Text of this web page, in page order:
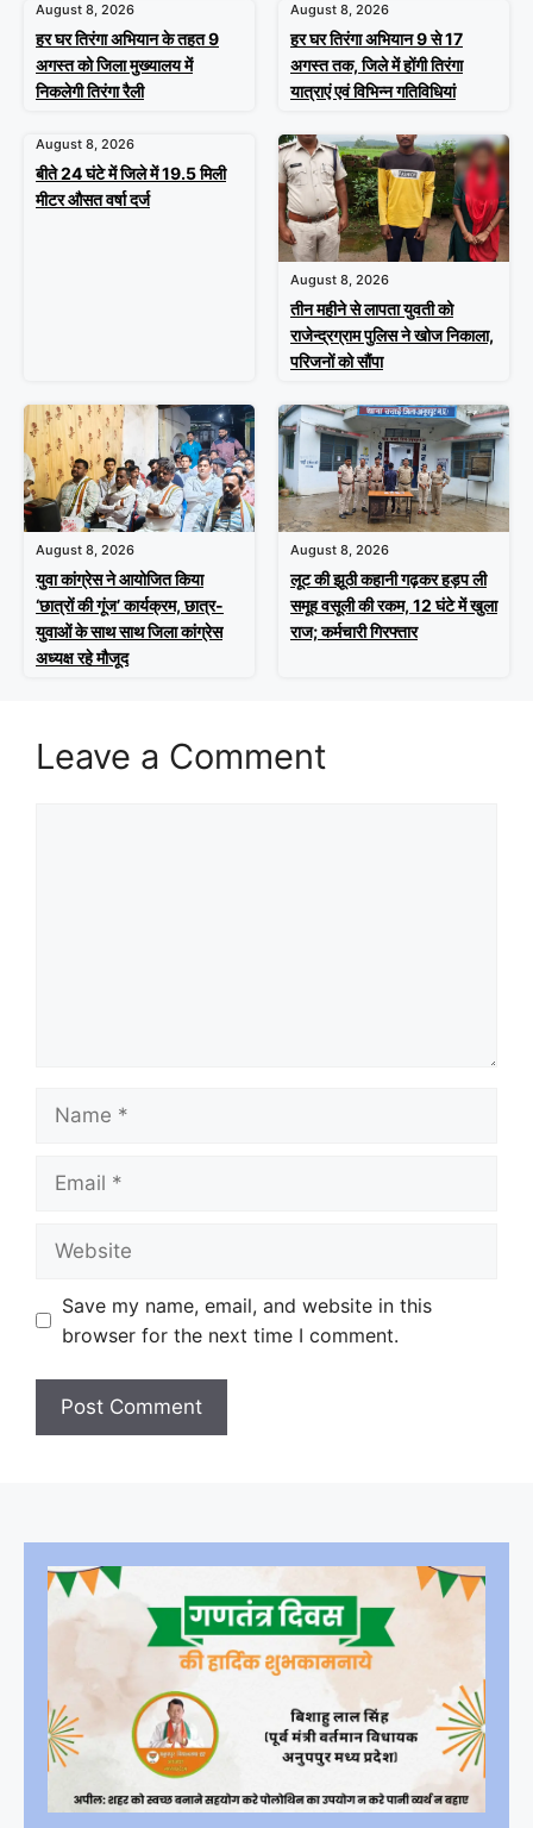
August 8, 2026
हर घर तिरंगा अभियान के तहत 9
अगस्त को जिला मुख्यालय में
निकलेगी तिरंगा रैली
August 8, 2026
हर घर तिरंगा अभियान 9 से 17
अगस्त तक, जिले में होंगी तिरंगा
यात्राएं एवं विभिन्न गतिविधियां
August 8, 2026
बीते 24 घंटे में जिले में 19.5 मिली
मीटर औसत वर्षा दर्ज
August 8, 2026
तीन महीने से लापता युवती को
राजेन्द्रग्राम पुलिस ने खोज निकाला,
परिजनों को सौंपा
August 8, 2026
युवा कांग्रेस ने आयोजित किया
‘छात्रों की गूंज’ कार्यक्रम, छात्र-
युवाओं के साथ साथ जिला कांग्रेस
अध्यक्ष रहे मौजूद
August 8, 2026
लूट की झूठी कहानी गढ़कर हड़प ली
समूह वसूली की रकम, 12 घंटे में खुला
राज; कर्मचारी गिरफ्तार
Leave a Comment
Save my name, email, and website in this
browser for the next time I comment.